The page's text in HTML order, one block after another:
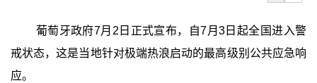
葡萄牙政府7月2日正式宣布，自7月3日起全国进入警
戒状态，这是当地针对极端热浪启动的最高级别公共应急响
应。